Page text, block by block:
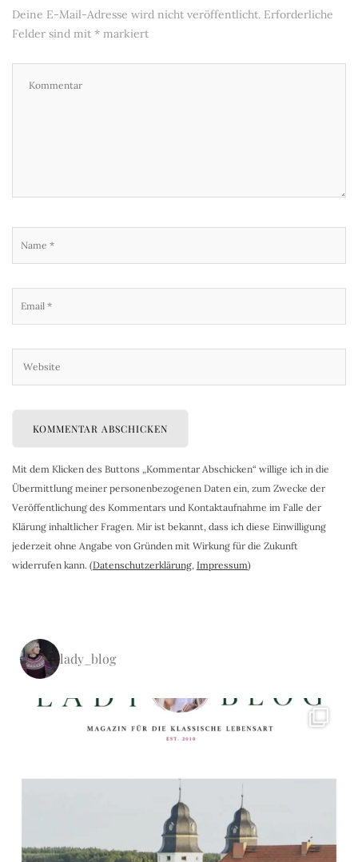
Deine E-Mail-Adresse wird nicht veröffentlicht. Erforderliche
Felder sind mit * markiert
Mit dem Klicken des Buttons „Kommentar Abschicken“ willige ich in die
Übermittlung meiner personenbezogenen Daten ein, zum Zwecke der
Veröffentlichung des Kommentars und Kontaktaufnahme im Falle der
Klärung inhaltlicher Fragen. Mir ist bekannt, dass ich diese Einwilligung
jederzeit ohne Angabe von Gründen mit Wirkung für die Zukunft
widerrufen kann. (Datenschutzerklärung, Impressum)
lady_blog